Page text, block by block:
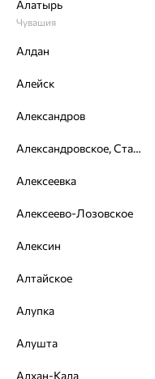
Кольца
Алатырь
Чувашия
Алдан
Алейск
Александров
Александровское, Ставропольский край
Алексеевка
Алексеево-Лозовское
Алексин
Алтайское
Алупка
Алушта
Алхан-Кала